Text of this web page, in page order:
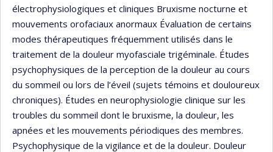
électrophysiologiques et cliniques Bruxisme nocturne et
mouvements orofaciaux anormaux Évaluation de certains
modes thérapeutiques fréquemment utilisés dans le
traitement de la douleur myofasciale trigéminale. Études
psychophysiques de la perception de la douleur au cours
du sommeil ou lors de l’éveil (sujets témoins et douloureux
chroniques). Études en neurophysiologie clinique sur les
troubles du sommeil dont le bruxisme, la douleur, les
apnées et les mouvements périodiques des membres.
Psychophysique de la vigilance et de la douleur. Douleur